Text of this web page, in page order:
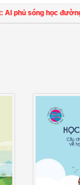
sóng học đường,
Bản